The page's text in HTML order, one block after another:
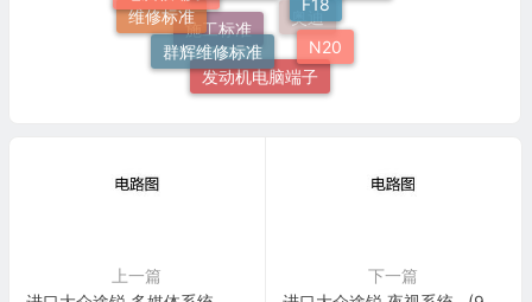
群辉维修标准
发动机电脑端子
N20
维修标准
施工标准
奥迪
上一篇
下一篇